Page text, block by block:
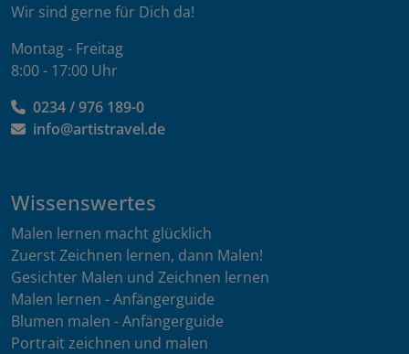
Wir sind gerne für Dich da!
Montag - Freitag
8:00 - 17:00 Uhr
0234 / 976 189-0
info@artistravel.de
Wissenswertes
Malen lernen macht glücklich
Zuerst Zeichnen lernen, dann Malen!
Gesichter Malen und Zeichnen lernen
Malen lernen - Anfängerguide
Blumen malen - Anfängerguide
Portrait zeichnen und malen